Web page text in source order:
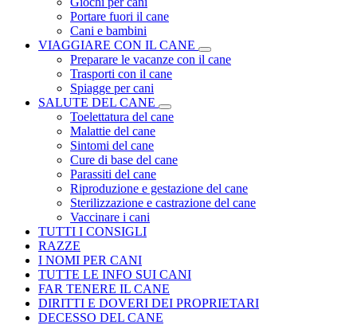
Portare fuori il cane
Cani e bambini
VIAGGIARE CON IL CANE
Preparare le vacanze con il cane
Trasporti con il cane
Spiagge per cani
SALUTE DEL CANE
Toelettatura del cane
Malattie del cane
Sintomi del cane
Cure di base del cane
Parassiti del cane
Riproduzione e gestazione del cane
Sterilizzazione e castrazione del cane
Vaccinare i cani
TUTTI I CONSIGLI
RAZZE
I NOMI PER CANI
TUTTE LE INFO SUI CANI
FAR TENERE IL CANE
DIRITTI E DOVERI DEI PROPRIETARI
DECESSO DEL CANE